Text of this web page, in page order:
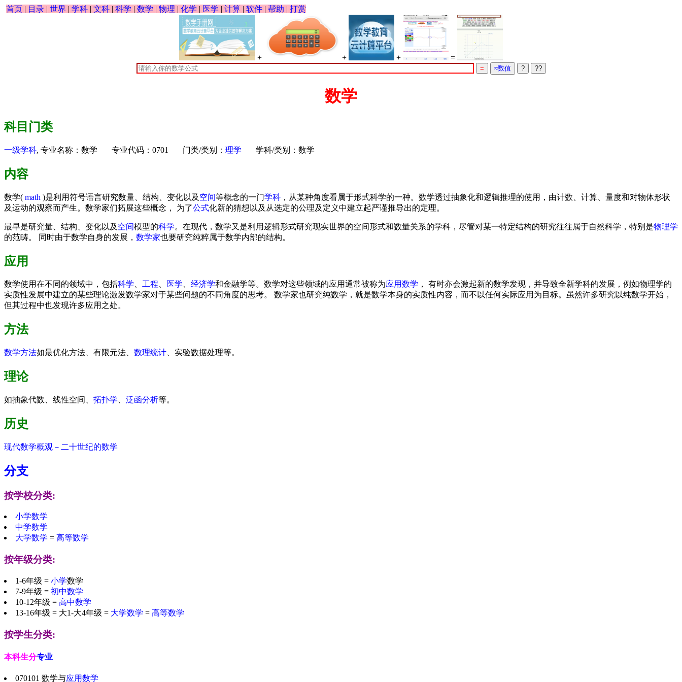
首页 | 目录 | 世界 | 学科 | 文科 | 科学 | 数学 | 物理 | 化学 | 医学 | 计算 | 软件 | 帮助 | 打赏
+ + + =
数学
科目门类
一级学科, 专业名称：数学 专业代码：0701 门类/类别： 理学 学科/类别：数学
内容
数学( math )是利用符号语言研究数量、结构、变化以及 空间等概念的一门学科 ，从某种角度看属于形式科学的一种。数学透过抽象化和逻辑推理的使用，由计数、计算、量度和对物体形状
及运动的观察而产生。数学家们拓展这些概念， 为了公式化新的猜想以及从选定的公理及定义中建立起严谨推导出的定理。
最早是研究量、结构、变化以及 空间模型的科学。在现代，数学又是利用逻辑形式研究现实世界的空间形式和数量关系的学科，尽管对某一特定结构的研究往往属于自然科学，特别是物理学
的范畴。 同时由于数学自身的发展， 数学家也要研究纯粹属于数学内部的结构。
应用
数学使用在不同的领域中，包括科学、 工程、 医学、 经济学和金融学等。数学对这些领域的应用通常被称为应用数学 ， 有时亦会激起新的数学发现，并导致全新学科的发展，例如物理学的
实质性发展中建立的某些理论激发数学家对于某些问题的不同角度的思考。 数学家也研究纯数学，就是数学本身的实质性内容，而不以任何实际应用为目标。虽然许多研究以纯数学开始，
但其过程中也发现许多应用之处。
方法
数学方法如最优化方法、有限元法、 数理统计 、实验数据处理等。
理论
如抽象代数、线性空间、 拓扑学 泛函分析等。
历史
现代数学概观－二十世纪的数学
分支
按学校分类:
小学数学
中学数学
大学数学 = 高等数学
按年级分类:
1-6年级 = 小学数学
7-9年级 = 初中数学
10-12年级 = 高中数学
13-16年级 = 大1-大4年级 = 大学数学 = 高等数学
按学生分类:
本科生分专业
070101 数学与应用数学